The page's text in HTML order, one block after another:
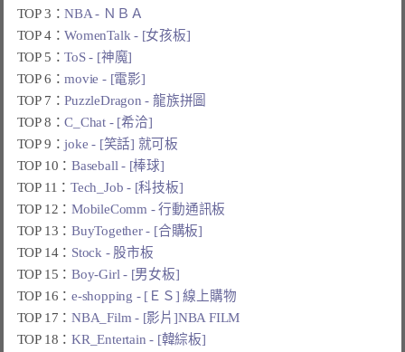
TOP 3：NBA - ＮＢＡ
TOP 4：WomenTalk - [女孩板]
TOP 5：ToS - [神魔]
TOP 6：movie - [電影]
TOP 7：PuzzleDragon - 龍族拼圖
TOP 8：C_Chat - [希洽]
TOP 9：joke - [笑話] 就可板
TOP 10：Baseball - [棒球]
TOP 11：Tech_Job - [科技板]
TOP 12：MobileComm - 行動通訊板
TOP 13：BuyTogether - [合購板]
TOP 14： Stock - 股市板
TOP 15：Boy-Girl - [男女板]
TOP 16：e-shopping - [ＥＳ] 線上購物
TOP 17：NBA_Film - [影片]NBA FILM
TOP 18：KR_Entertain - [韓綜板]